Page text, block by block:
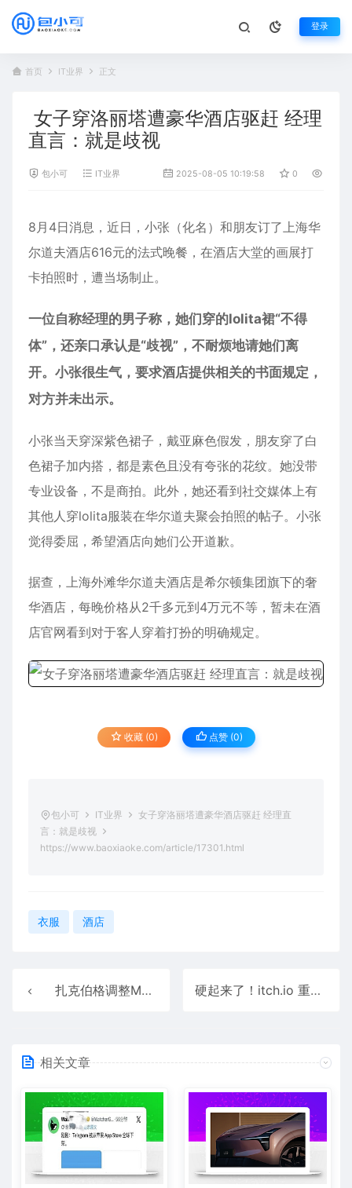
登录
首页 IT业界 正文
女子穿洛丽塔遭豪华酒店驱赶 经理
直言：就是歧视
包小可 IT业界 2025-08-05 10:19:58 0
8月4日消息，近日，小张（化名）和朋友订了上海华
尔道夫酒店616元的法式晚餐，在酒店大堂的画展打
卡拍照时，遭当场制止。
一位自称经理的男子称，她们穿的lolita裙“不得
体”，还亲口承认是“歧视”，不耐烦地请她们离
开。小张很生气，要求酒店提供相关的书面规定，
对方并未出示。
小张当天穿深紫色裙子，戴亚麻色假发，朋友穿了白
色裙子加内搭，都是素色且没有夸张的花纹。她没带
专业设备，不是商拍。此外，她还看到社交媒体上有
其他人穿lolita服装在华尔道夫聚会拍照的帖子。小张
觉得委屈，希望酒店向她们公开道歉。
据查，上海外滩华尔道夫酒店是希尔顿集团旗下的奢
华酒店，每晚价格从2千多元到4万元不等，暂未在酒
店官网看到对于客人穿着打扮的明确规定。
收藏 (0) 点赞 (0)
包小可 IT业界
女子穿洛丽塔遭豪华酒店驱赶 经理直
言：就是歧视
https://www.baoxiaoke.com/article/17301.html
衣服 酒店
扎克伯格调整Meta AI战略：放弃与ChatGPT竞争 聚焦用户空闲时间 硬起来了！itch.io 重新上架免费成人游戏：还要寻找替代支付方案
相关文章